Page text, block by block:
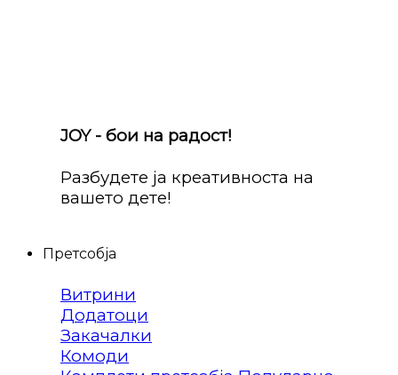
JOY - бои на радост!
Разбудете ја креативноста на
вашето дете!
Претсобја
Витрини
Додатоци
Закачалки
Комоди